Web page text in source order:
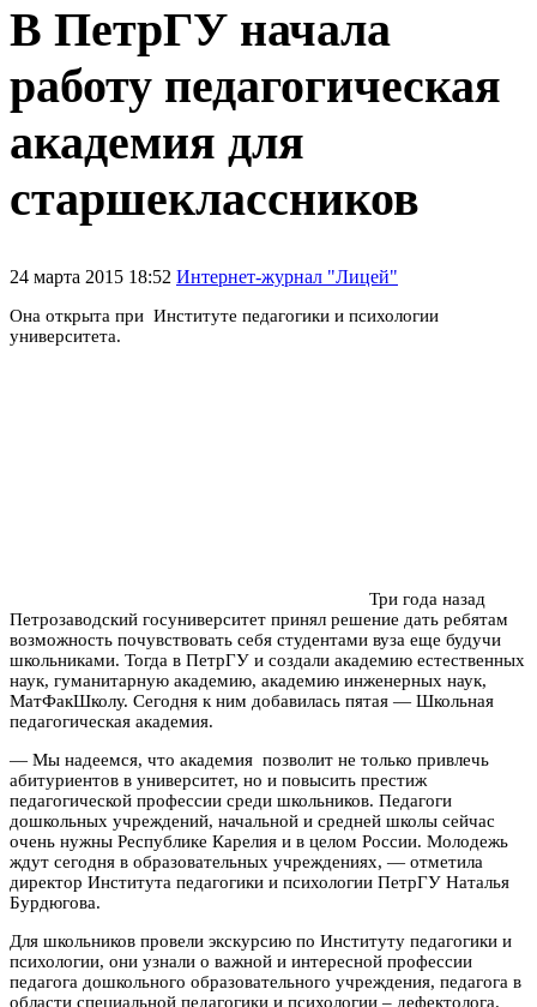
В ПетрГУ начала
работу педагогическая
академия для
старшеклассников
24 марта 2015 18:52 Интернет-журнал "Лицей"
Она открыта при Институте педагогики и психологии
университета.
Три года назад
Петрозаводский госуниверситет принял решение дать ребятам
возможность почувствовать себя студентами вуза еще будучи
школьниками. Тогда в ПетрГУ и создали академию естественных
наук, гуманитарную академию, академию инженерных наук,
МатФакШколу. Сегодня к ним добавилась пятая — Школьная
педагогическая академия.
— Мы надеемся, что академия позволит не только привлечь
абитуриентов в университет, но и повысить престиж
педагогической профессии среди школьников. Педагоги
дошкольных учреждений, начальной и средней школы сейчас
очень нужны Республике Карелия и в целом России. Молодежь
ждут сегодня в образовательных учреждениях, — отметила
директор Института педагогики и психологии ПетрГУ Наталья
Бурдюгова.
Для школьников провели экскурсию по Институту педагогики и
психологии, они узнали о важной и интересной профессии
педагога дошкольного образовательного учреждения, педагога в
области специальной педагогики и психологии – дефектолога.